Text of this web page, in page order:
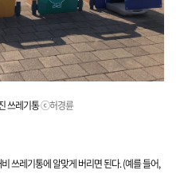
쓰레기통ⓒ허경륜
쓰레기통에 알맞게 버리면 된다.(예를 들어,